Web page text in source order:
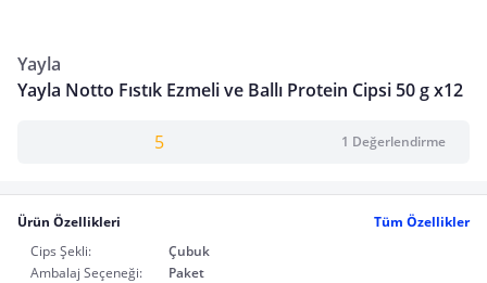
Yayla
Yayla Notto Fıstık Ezmeli ve Ballı Protein Cipsi 50 g x12
5 1 Değerlendirme
Ürün Özellikleri
Tüm Özellikler
Cips Şekli:
Çubuk
Ambalaj Seçeneği:
Paket